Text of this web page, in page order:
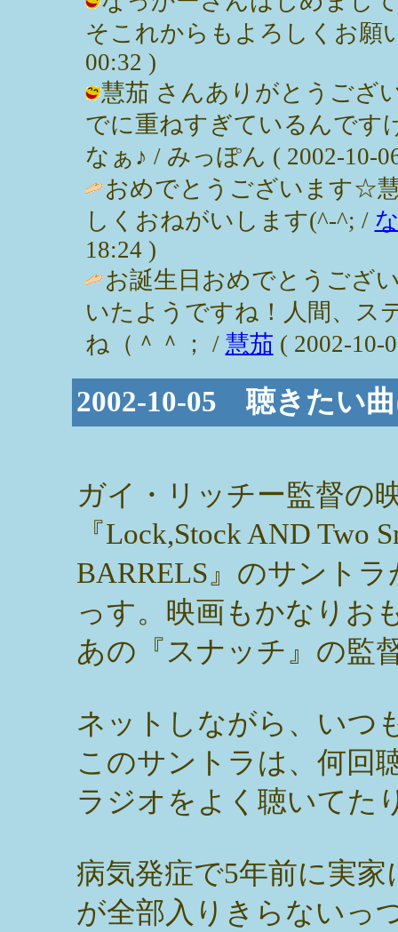
そこれからもよろしくお願
00:32 )
慧茄 さんありがとうござ
でに重ねすぎているんです
なぁ♪ / みっぽん ( 2002-10-
おめでとうございます☆
しくおねがいします(^-^; /
18:24 )
お誕生日おめでとうござ
いたようですね！人間、ス
ね（＾＾； / 慧茄 ( 2002-10-
2002-10-05 聴きたい
ガイ・リッチー監督の
『Lock,Stock AND Two
BARRELS』のサント
っす。映画もかなりお
あの『スナッチ』の監
ネットしながら、いつ
このサントラは、何回
ラジオをよく聴いてた
病気発症で5年前に実
が全部入りきらないっ